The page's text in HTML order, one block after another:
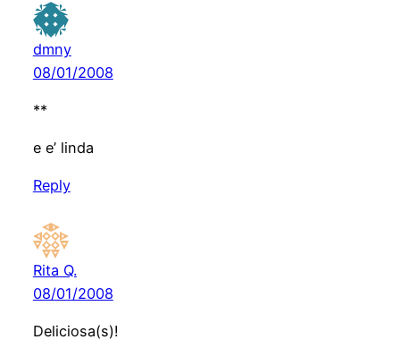
dmny
08/01/2008
**
e e’ linda
Reply
Rita Q.
08/01/2008
Deliciosa(s)!